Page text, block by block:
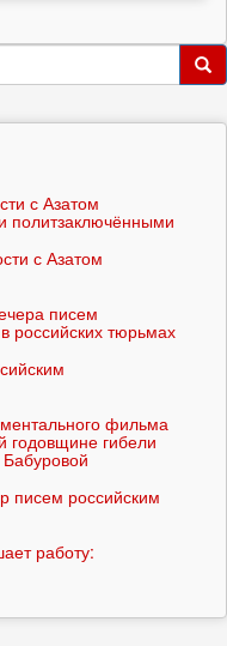
с Азатом
политзаключёнными
с Азатом
писем
российских тюрьмах
фильма
годовщине гибели
писем российским
работу: